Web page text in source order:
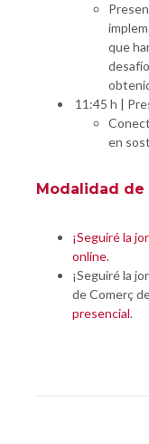
que
11:45 h |
en
Modalidad de
¡Seguiré la
online.
¡Seguiré la
de Comerç
presencial.